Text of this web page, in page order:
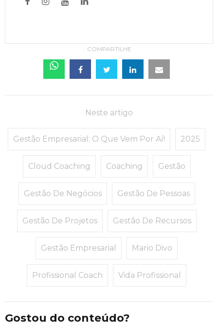
COMPARTILHE
Neste artigo
Gestão Empresarial: O Que Vem Por Aí! 2025
Cloud Coaching Coaching Gestão
Gestão De Negócios Gestão De Pessoas
Gestão De Projetos Gestão De Recursos
Gestão Empresarial Mario Divo
Profissional Coach Vida Profissional
Gostou do conteúdo?